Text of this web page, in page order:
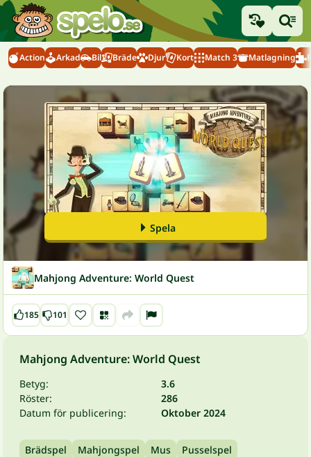
Action Arkad Bil Bräde Djur Kort Match 3 Matlagning
Spela
Mahjong Adventure: World Quest
185 101
Mahjong Adventure: World Quest
Betyg:
3.6
Röster:
286
Datum för publicering:
Oktober 2024
Brädspel Mahjongspel Mus Pusselspel